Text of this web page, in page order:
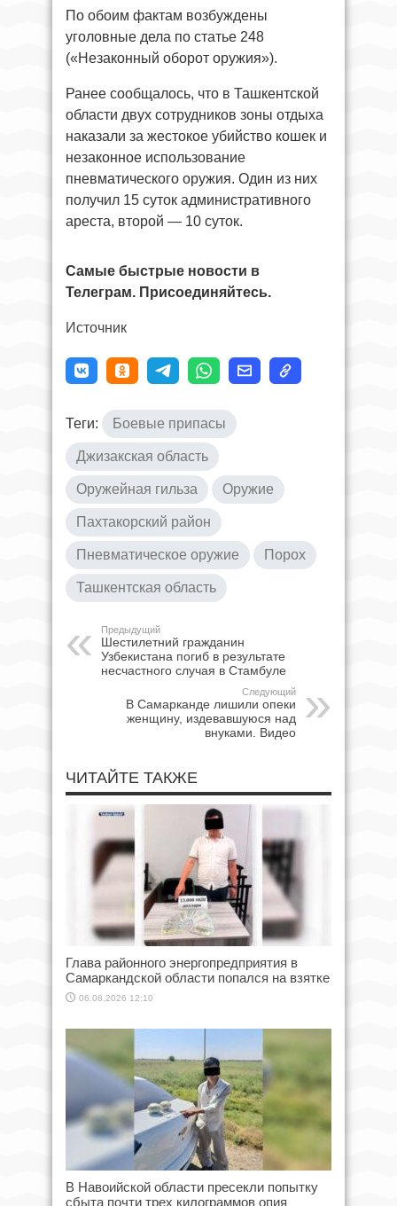
По обоим фактам возбуждены
уголовные дела по статье 248
(«Незаконный оборот оружия»).
Ранее сообщалось, что в Ташкентской
области двух сотрудников зоны отдыха
наказали за жестокое убийство кошек и
незаконное использование
пневматического оружия. Один из них
получил 15 суток административного
ареста, второй — 10 суток.
Самые быстрые новости в
Телеграм. Присоединяйтесь.
Источник
Теги: Боевые припасы
Джизакская область
Оружейная гильза Оружие
Пахтакорский район
Пневматическое оружие Порох
Ташкентская область
Предыдущий
Шестилетний гражданин
Узбекистана погиб в результате
несчастного случая в Стамбуле
Следующий
В Самарканде лишили опеки
женщину, издевавшуюся над
внуками. Видео
ЧИТАЙТЕ ТАКЖЕ
Глава районного энергопредприятия в
Самаркандской области попался на взятке
06.08.2026 12:10
В Навоийской области пресекли попытку
сбыта почти трех килограммов опия